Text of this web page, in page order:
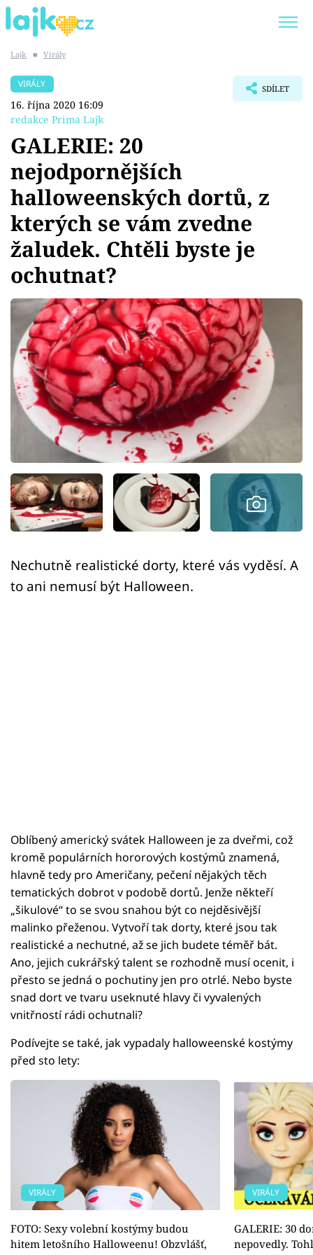
SHOPAHOLICADEL
Témata
Showbyznys
Youtubeři
Virály
Sex a vztahy
Videa
Sledujte prima+
Přihlášení
Sledujte nás
Lajk ■ Virály
VIRÁLY
16. října 2020 16:09
redakce Prima Lajk
SDÍLET
GALERIE: 20
nejodpornějších
halloweenských dortů, z
kterých se vám zvedne
žaludek. Chtěli byste je
ochutnat?
Nechutně realistické dorty, které vás vyděsí. A
to ani nemusí být Halloween.
Oblíbený americký svátek Halloween je za dveřmi, což
kromě populárních hororových kostýmů znamená,
hlavně tedy pro Američany, pečení nějakých těch
tematických dobrot v podobě dortů. Jenže někteří
„šikulové“ to se svou snahou být co nejděsivější
malinko přeženou. Vytvoří tak dorty, které jsou tak
realistické a nechutné, až se jich budete téměř bát.
Ano, jejich cukrářský talent se rozhodně musí ocenit, i
přesto se jedná o pochutiny jen pro otrlé. Nebo byste
snad dort ve tvaru useknuté hlavy či vyvalených
vnitřností rádi ochutnali?
Podívejte se také, jak vypadaly halloweenské kostýmy
před sto lety:
VIRÁLY
FOTO: Sexy volební kostýmy budou
hitem letošního Halloweenu! Obzvlášť,
VIRÁLY
GALERIE: 30
nepovedly.